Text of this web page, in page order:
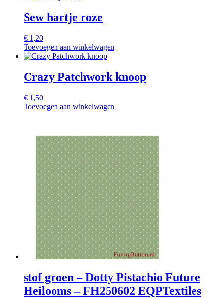
Sew hartje roze
€ 1,20
Toevoegen aan winkelwagen
Crazy Patchwork knoop
€ 1,50
Toevoegen aan winkelwagen
stof groen – Dotty Pistachio Future
Heilooms – FH250602 EQPTextiles